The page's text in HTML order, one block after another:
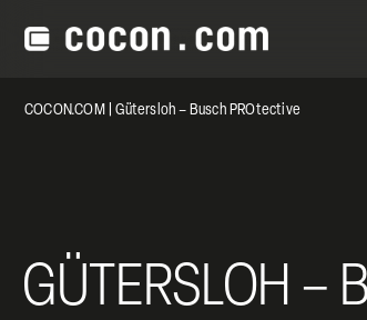
COCON.COM|Gütersloh – Busch PROtective
GÜTERSLOH –